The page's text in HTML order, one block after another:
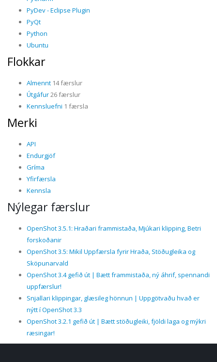
PyDev - Eclipse Plugin
PyQt
Python
Ubuntu
Flokkar
Almennt 14 færslur
Útgáfur26 færslur
Kennsluefni 1 færsla
Merki
API
Endurgjöf
Gríma
Yfirfærsla
Kennsla
Nýlegar færslur
OpenShot 3.5.1: Hraðari frammistaða, Mjúkari klipping, Betri
forskoðanir
OpenShot 3.5: Mikil Uppfærsla fyrir Hraða, Stöðugleika og
Sköpunarvald
OpenShot 3.4 gefið út | Bætt frammistaða, ný áhrif, spennandi
uppfærslur!
Snjallari klippingar, glæsileg hönnun | Uppgötvaðu hvað er
nýtt í OpenShot 3.3
OpenShot 3.2.1 gefið út | Bætt stöðugleiki, fjöldi laga og mýkri
ræsingar!